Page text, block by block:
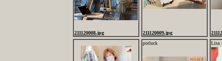
211120008.jpg 211120009.jpg
potluck Lisa